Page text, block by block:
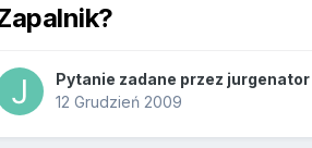
Pytanie zadane przez jurgenator
12 Grudzień 2009